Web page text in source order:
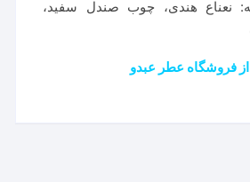
نعناع هندی، چوب صندل سفید،
فروشگاه عطر عبدو